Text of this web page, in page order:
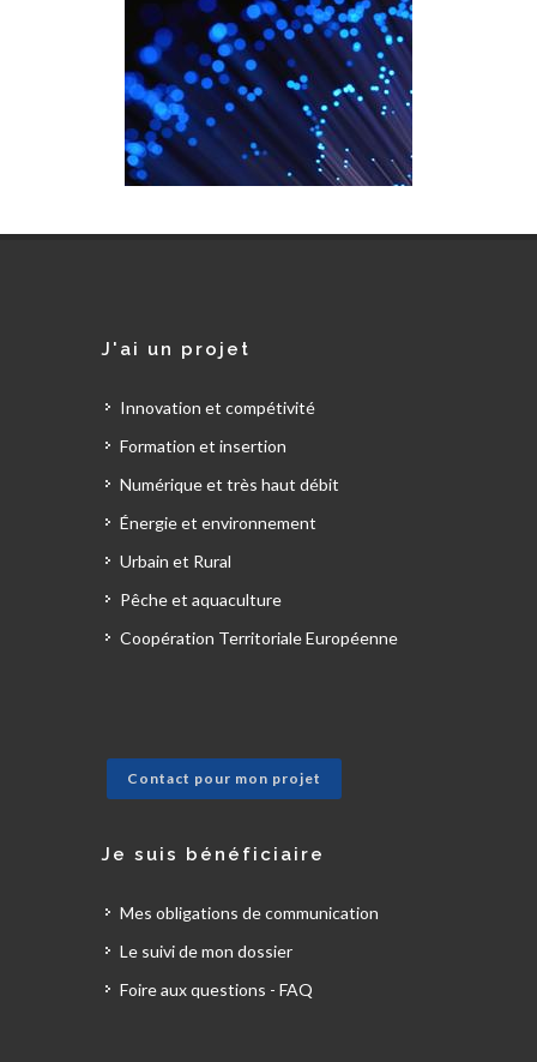
J'ai un projet
Innovation et compétivité
Formation et insertion
Numérique et très haut débit
Énergie et environnement
Urbain et Rural
Pêche et aquaculture
Coopération Territoriale Européenne
Contact pour mon projet
Je suis bénéficiaire
Mes obligations de communication
Le suivi de mon dossier
Foire aux questions - FAQ